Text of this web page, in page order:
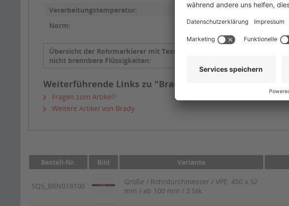
Verarbeitungstemperatur:
mind.
Norm:
CLP/
Übersicht der Rohrmarkierer mit Text
nicht brennbare Flüssigkeiten:
Weiterführende Links zu "Brady Rohrmarkierer mit
Fragen zum Artikel?
Weitere Artikel von Brady
Bestell-Nr. Bild Variante
SQS_BRN018100
Größe / Rohrdurchmesser / VPE: 450 x 52
mm / ab 100 mm / 2 Stk.